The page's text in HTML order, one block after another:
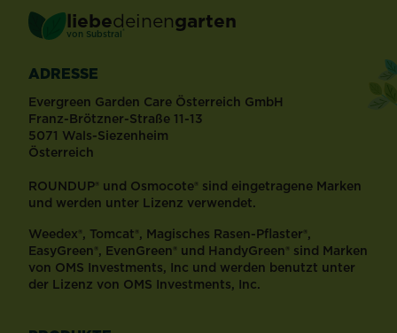
liebedeinengarten
von Substral ®
ADRESSE
Evergreen Garden Care Österreich GmbH
Franz-Brötzner-Straße 11-13
5071 Wals-Siezenheim
Österreich
ROUNDUP® und Osmocote® sind eingetragene Marken
und werden unter Lizenz verwendet.
Weedex®, Tomcat®, Magisches Rasen-Pflaster®,
EasyGreen®, EvenGreen® und HandyGreen® sind Marken
von OMS Investments, Inc und werden benutzt unter
der Lizenz von OMS Investments, Inc.